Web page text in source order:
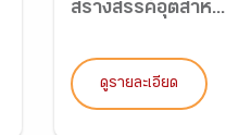
สร้างสรรค์อุตสาห...
ดูรายละเอียด